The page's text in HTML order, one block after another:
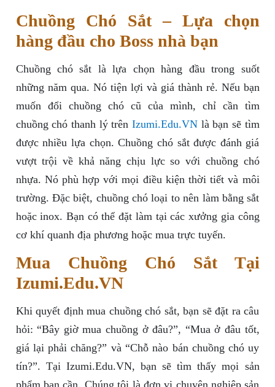
Chuồng Chó Sắt – Lựa chọn
hàng đầu cho Boss nhà bạn
Chuồng chó sắt là lựa chọn hàng đầu trong suốt
những năm qua. Nó tiện lợi và giá thành rẻ. Nếu bạn
muốn đổi chuồng chó cũ của mình, chỉ cần tìm
chuồng chó thanh lý trên Izumi.Edu.VNlà bạn sẽ tìm
được nhiều lựa chọn. Chuồng chó sắt được đánh giá
vượt trội về khả năng chịu lực so với chuồng chó
nhựa. Nó phù hợp với mọi điều kiện thời tiết và môi
trường. Đặc biệt, chuồng chó loại to nên làm bằng sắt
hoặc inox. Bạn có thể đặt làm tại các xưởng gia công
cơ khí quanh địa phương hoặc mua trực tuyến.
Mua Chuồng Chó Sắt Tại
Izumi.Edu.VN
Khi quyết định mua chuồng chó sắt, bạn sẽ đặt ra câu
hỏi: “Bây giờ mua chuồng ở đâu?”, “Mua ở đâu tốt,
giá lại phải chăng?” và “Chỗ nào bán chuồng chó uy
tín?”. Tại Izumi.Edu.VN, bạn sẽ tìm thấy mọi sản